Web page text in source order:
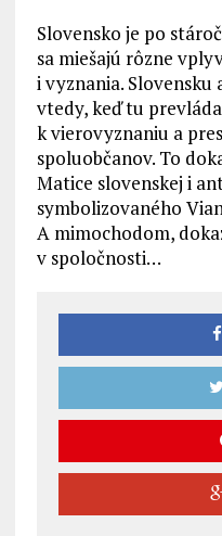
Slovensko je po
sa miešajú rôzne
i vyznania. Slovensku
vtedy, keď tu
k vierovyznaniu a
spoluobčanov. To
Matice slovenskej i
symbolizovaného
A mimochodom,
v spoločnosti…